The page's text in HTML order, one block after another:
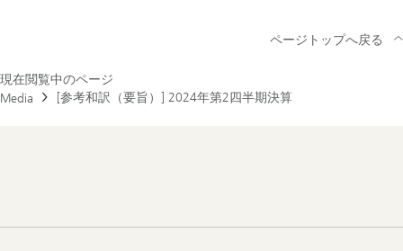
現在閲覧中のページ
Media
[参考和訳（要旨）] 2024年第2四半期決算
ページトップへ戻る